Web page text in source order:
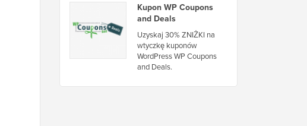
Kupon WP Coupons
and Deals
Uzyskaj 30% ZNIŻKI na
wtyczkę kuponów
WordPress WP Coupons
and Deals.